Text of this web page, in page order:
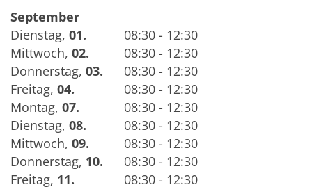
September
Dienstag, 01.
08:30 - 12:30
Mittwoch, 02.
08:30 - 12:30
Donnerstag, 03.
08:30 - 12:30
Freitag, 04.
08:30 - 12:30
Montag, 07.
08:30 - 12:30
Dienstag, 08.
08:30 - 12:30
Mittwoch, 09.
08:30 - 12:30
Donnerstag, 10.
08:30 - 12:30
Freitag, 11.
08:30 - 12:30